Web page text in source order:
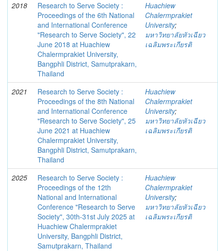
2018
Research to Serve Society :
Proceedings of the 6th National
and International Conference
"Research to Serve Society", 22
June 2018 at Huachiew
Chalermprakiet University,
Bangphli District, Samutprakarn,
Thailand
Huachiew
Chalermprakiet
University;
มหาวิทยาลัยหัวเฉียว
เฉลิมพระเกียรติ
2021
Research to Serve Society :
Proceedings of the 8th National
and International Conference
"Research to Serve Society", 25
June 2021 at Huachiew
Chalermprakiet University,
Bangphli District, Samutprakarn,
Thailand
Huachiew
Chalermprakiet
University;
มหาวิทยาลัยหัวเฉียว
เฉลิมพระเกียรติ
2025
Research to Serve Society :
Proceedings of the 12th
National and International
Conference "Research to Serve
Society", 30th-31st July 2025 at
Huachiew Chalermprakiet
University, Bangphli District,
Samutprakarn, Thailand
Huachiew
Chalermprakiet
University;
มหาวิทยาลัยหัวเฉียว
เฉลิมพระเกียรติ